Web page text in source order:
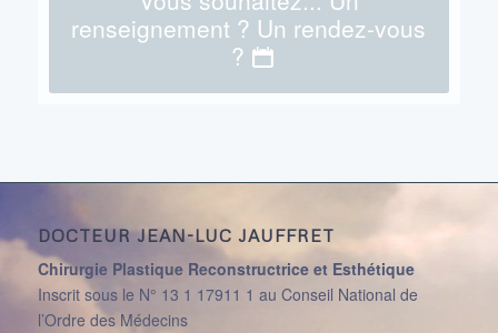
renseignement ? Un rendez-vous
?
DOCTEUR JEAN-LUC JAUFFRET
Chirurgie Plastique Reconstructrice et Esthétique
Inscrit sous le N° 13 1 17911 1 au Conseil National de
l’Ordre des Médecins